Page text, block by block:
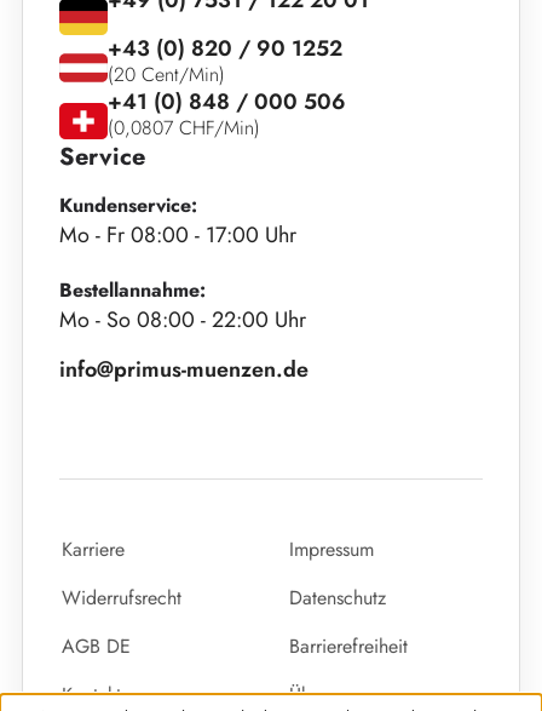
Service
Kundenservice:
Mo - Fr 08:00 - 17:00 Uhr
Bestellannahme:
Mo - So 08:00 - 22:00 Uhr
info@primus-muenzen.de
+43 (0) 820 / 90 1252
(20 Cent/Min)
+41 (0) 848 / 000 506
(0,0807 CHF/Min)
Karriere
Impressum
Widerrufsrecht
Datenschutz
AGB DE
Barrierefreiheit
Kontakt
Über uns